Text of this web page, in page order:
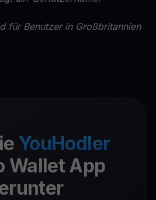
für Benutzer in Großbritannien
YouHodler
Wallet App